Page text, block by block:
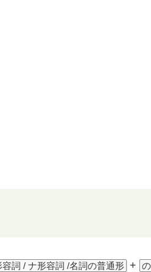
詞 / ナ形容詞 /名詞の普通形 +